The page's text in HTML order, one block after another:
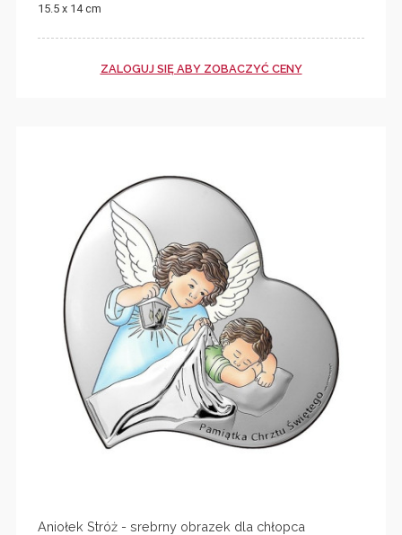
15.5 x 14 cm
ZALOGUJ SIĘ ABY ZOBACZYĆ CENY
Aniołek Stróż - srebrny obrazek dla chłopca